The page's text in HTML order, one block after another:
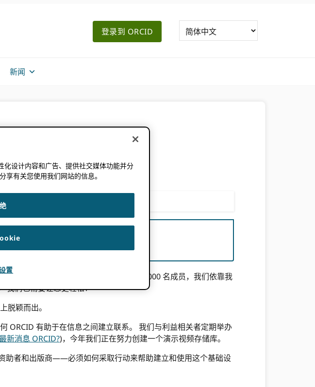
登录到 ORCID
新闻
了七年。 在全球拥有超过 6 万用户和 1000 名成员，我们依靠我
我们也需要让您更轻松！
脱颖而出。
有助于在信息之间建立联系。 我们与利益相关者定期举办
新消息 ORCID?)，今年我们正在努力创建一个演示视频存储库。
助者和出版商——必须如何采取行动来帮助建立和使用这个基础设
设计内容和广告、提供社交媒体功能并分
有关您使用我们网站的信息。
置